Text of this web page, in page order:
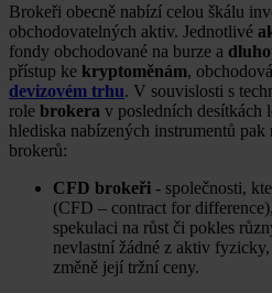
Brokeři obecně nabízí celou škálu
obchodovatelných aktiv. Jednotlivé
fondy obchodované na burze a
přístup ke kryptoměnám,
devizovém trhu. V souvislosti s
role brokera v posledních desítkách
hlediska nabízených instrumentů
brokerů:
CFD brokeři - společnosti,
(CFD – contract for
spekulaci na růst či pokles
nevlastní žádné z aktiv
změně její tržní ceny.